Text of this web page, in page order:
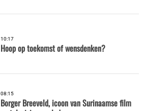
10:17
Hoop op toekomst of wensdenken?
08:15
Borger Breeveld, icoon van Surinaamse film